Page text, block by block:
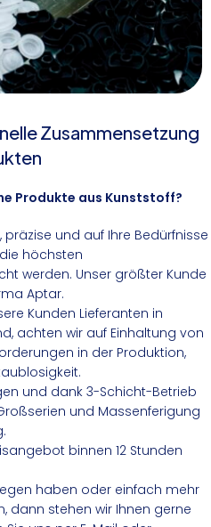
Zusammensetzung
Produkte aus Kunststoff?
und auf Ihre Bedürfnisse
höchsten
werden. Unser größter Kunde
Aptar.
Kunden Lieferanten in
achten wir auf Einhaltung von
in der Produktion,
und dank 3-Schicht-Betrieb
und Massenferigung
binnen 12 Stunden
haben oder einfach mehr
dann stehen wir Ihnen gerne